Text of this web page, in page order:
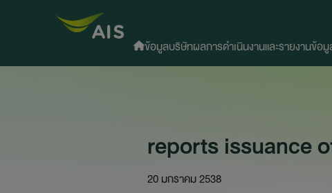
ข้อมูลบริษัทผลการดำเนินงานและรายงานข้อ
reports issuance
20 มกราคม 2538